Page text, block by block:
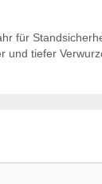
für
und tiefer